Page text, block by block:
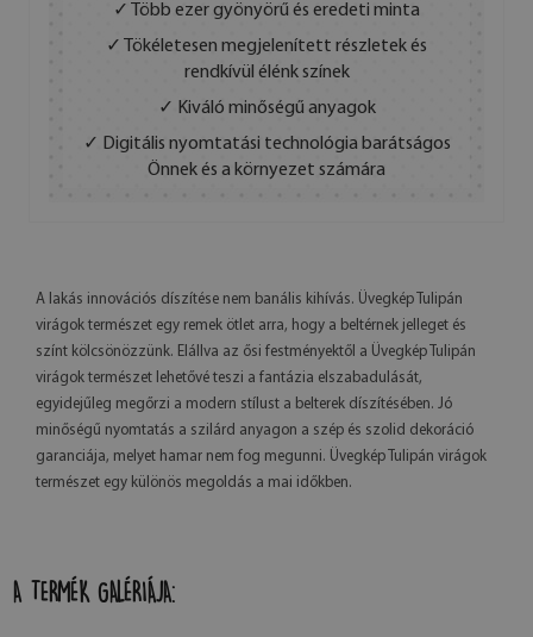
✓ Több ezer gyönyörű és eredeti minta
✓ Tökéletesen megjelenített részletek és
rendkívül élénk színek
✓ Kiváló minőségű anyagok
✓ Digitális nyomtatási technológia barátságos
Önnek és a környezet számára
A lakás innovációs díszítése nem banális kihívás. Üvegkép Tulipán
virágok természet egy remek ötlet arra, hogy a beltérnek jelleget és
színt kölcsönözzünk. Elállva az ősi festményektől a Üvegkép Tulipán
virágok természet lehetővé teszi a fantázia elszabadulását,
egyidejűleg megőrzi a modern stílust a belterek díszítésében. Jó
minőségű nyomtatás a szilárd anyagon a szép és szolid dekoráció
garanciája, melyet hamar nem fog megunni. Üvegkép Tulipán virágok
természet egy különös megoldás a mai időkben.
A TERMÉK GALÉRIÁJA: